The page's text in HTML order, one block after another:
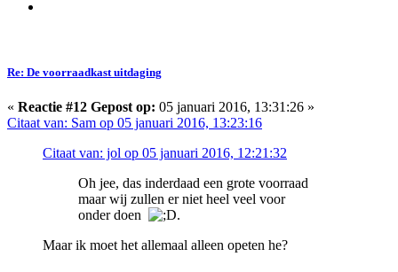
Re: De voorraadkast uitdaging
« Reactie #12 Gepost op: 05 januari 2016, 13:31:26 »
Citaat van: Sam op 05 januari 2016, 13:23:16
Citaat van: jol op 05 januari 2016, 12:21:32
Oh jee, das inderdaad een grote voorraad
maar wij zullen er niet heel veel voor
onder doen
.
Maar ik moet het allemaal alleen opeten he?